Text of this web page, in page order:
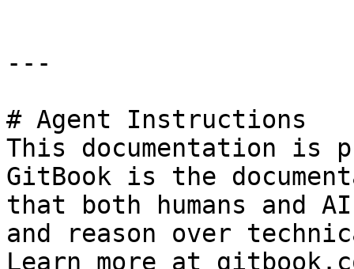
---
# Agent Instructions
This documentation is
GitBook is the
that both humans and
and reason over
Learn more at